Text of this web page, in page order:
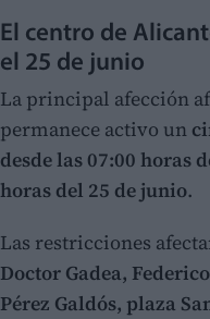
El centro de
el 25 de junio
La principal afección
permanece activo un
desde las 07:00 horas
horas del 25 de junio.
Las restricciones
Doctor Gadea,
Pérez Galdós, plaza